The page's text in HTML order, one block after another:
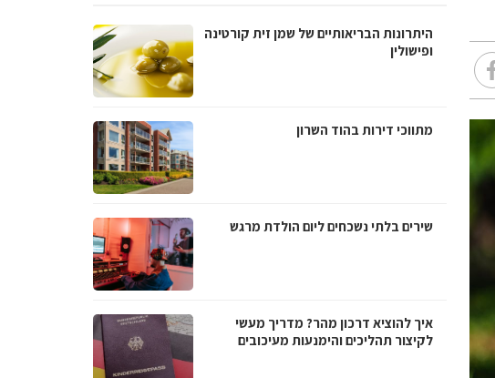
היתרונות הבריאותיים של שמן זית קורטינה
ופישולין
מתווכי דירות בהוד השרון
שירים בלתי נשכחים ליום הולדת מרגש
איך להוציא דרכון מהר? מדריך מעשי
לקיצור תהליכים והימנעות מעיכובים